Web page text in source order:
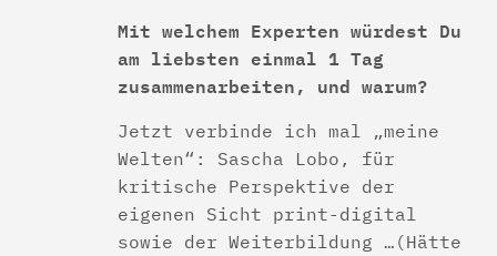
Mit welchem Experten würdest Du
am liebsten einmal 1 Tag
zusammenarbeiten, und warum?
Jetzt verbinde ich mal „meine
Welten“: Sascha Lobo, für
kritische Perspektive der
eigenen Sicht print-digital
sowie der Weiterbildung …(Hätte